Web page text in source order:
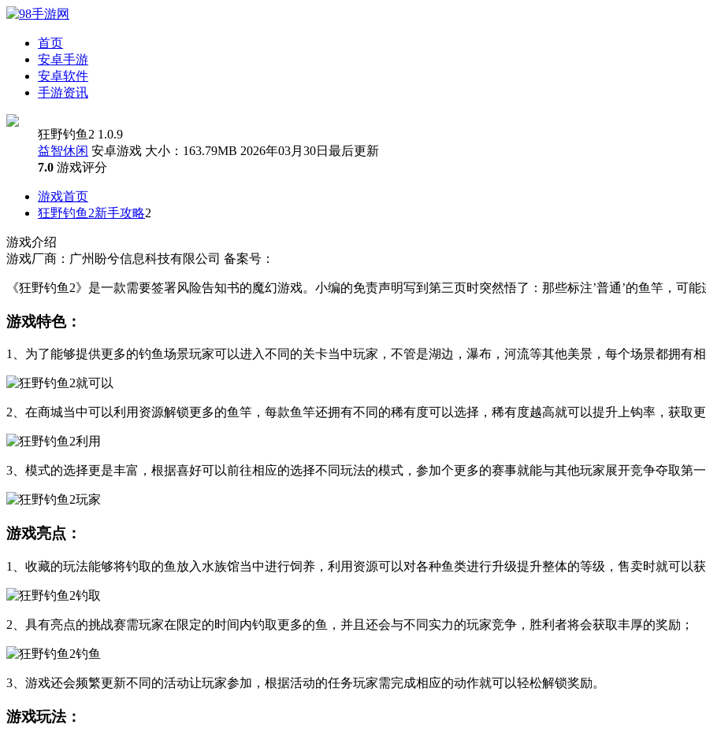
首页
安卓手游
安卓软件
手游资讯
狂野钓鱼2 1.0.9
益智休闲 安卓游戏 大小：163.79MB 2026年03月30日最后更新
7.0 游戏评分
游戏首页
狂野钓鱼2新手攻略2
游戏介绍
游戏厂商：广州盼兮信息科技有限公司 备案号：
《狂野钓鱼2》是一款需要签署风险告知书的魔幻游戏。小编的免责声明写到第三页时突然悟了：那些标注’普通’的鱼竿，可
游戏特色：
1、为了能够提供更多的钓鱼场景玩家可以进入不同的关卡当中玩家，不管是湖边，瀑布，河流等其他美景，每个场景都拥有相
2、在商城当中可以利用资源解锁更多的鱼竿，每款鱼竿还拥有不同的稀有度可以选择，稀有度越高就可以提升上钩率，获取更
3、模式的选择更是丰富，根据喜好可以前往相应的选择不同玩法的模式，参加个更多的赛事就能与其他玩家展开竞争夺取第一
游戏亮点：
1、收藏的玩法能够将钓取的鱼放入水族馆当中进行饲养，利用资源可以对各种鱼类进行升级提升整体的等级，售卖时就可以获
2、具有亮点的挑战赛需玩家在限定的时间内钓取更多的鱼，并且还会与不同实力的玩家竞争，胜利者将会获取丰厚的奖励；
3、游戏还会频繁更新不同的活动让玩家参加，根据活动的任务玩家需完成相应的动作就可以轻松解锁奖励。
游戏玩法：